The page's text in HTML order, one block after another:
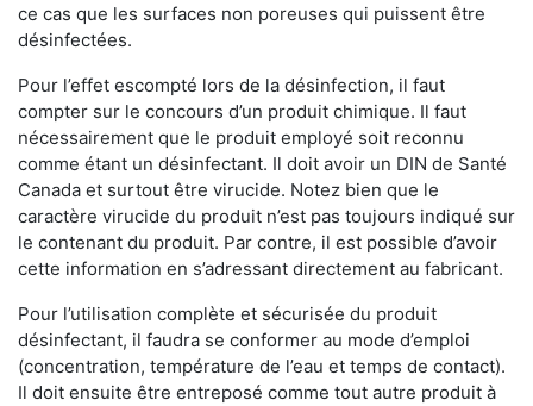
ce cas que les surfaces non poreuses qui puissent être
désinfectées.
Pour l’effet escompté lors de la désinfection, il faut
compter sur le concours d’un produit chimique. Il faut
nécessairement que le produit employé soit reconnu
comme étant un désinfectant. Il doit avoir un DIN de Santé
Canada et surtout être virucide. Notez bien que le
caractère virucide du produit n’est pas toujours indiqué sur
le contenant du produit. Par contre, il est possible d’avoir
cette information en s’adressant directement au fabricant.
Pour l’utilisation complète et sécurisée du produit
désinfectant, il faudra se conformer au mode d’emploi
(concentration, température de l’eau et temps de contact).
Il doit ensuite être entreposé comme tout autre produit à